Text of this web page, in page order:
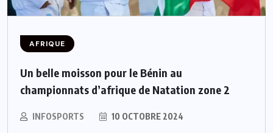
AFRIQUE
Un belle moisson pour le Bénin au
championnats d’afrique de Natation zone 2
INFOSPORTS 10 OCTOBRE 2024